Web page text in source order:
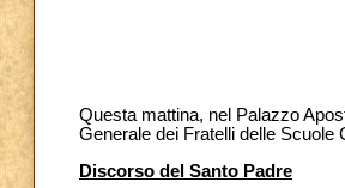
Questa mattina, nel Palazzo
Generale dei Fratelli delle Scuole
Discorso del Santo Padre